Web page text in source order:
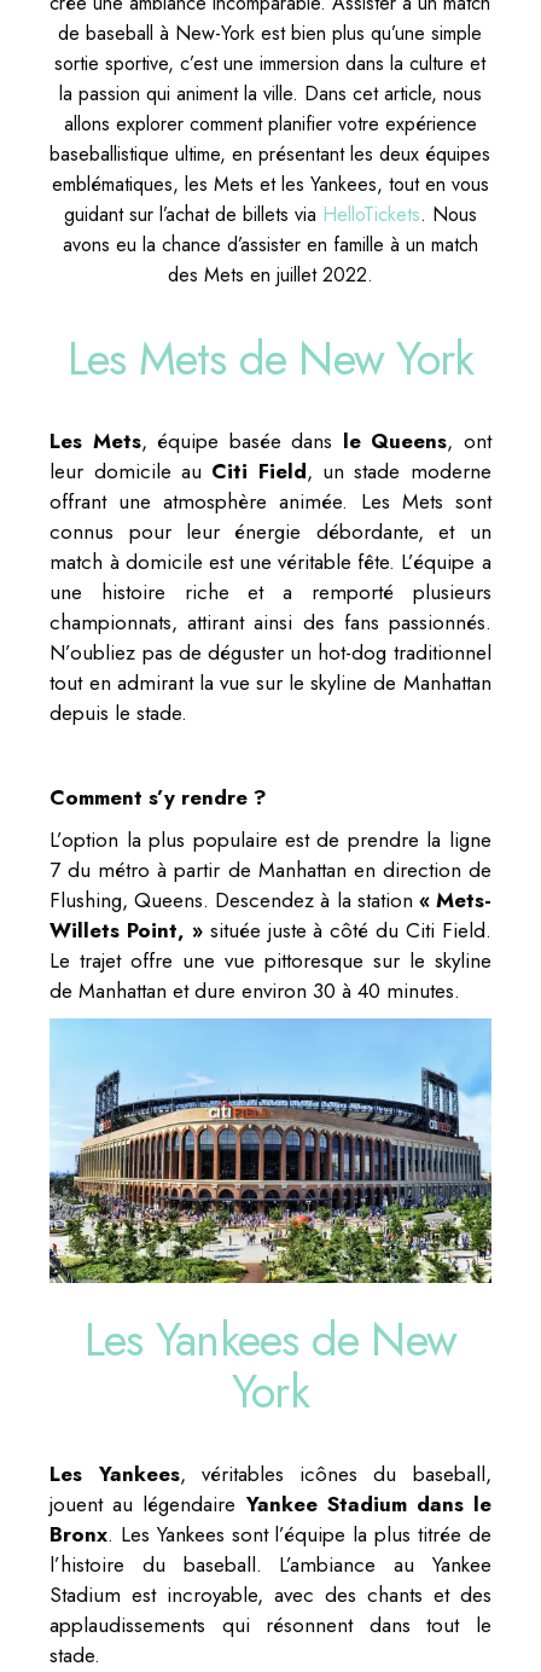
de baseball à New-York est bien plus qu’une simple
sortie sportive, c’est une immersion dans la culture et
la passion qui animent la ville. Dans cet article, nous
allons explorer comment planifier votre expérience
baseballistique ultime, en présentant les deux équipes
emblématiques, les Mets et les Yankees, tout en vous
guidant sur l’achat de billets via HelloTickets. Nous
avons eu la chance d’assister en famille à un match
des Mets en juillet 2022.
Les Mets de New York
Les Mets, équipe basée dans le Queens, ont
leur domicile au Citi Field, un stade moderne
offrant une atmosphère animée. Les Mets sont
connus pour leur énergie débordante, et un
match à domicile est une véritable fête. L’équipe a
une histoire riche et a remporté plusieurs
championnats, attirant ainsi des fans passionnés.
N’oubliez pas de déguster un hot-dog traditionnel
tout en admirant la vue sur le skyline de Manhattan
depuis le stade.
Comment s’y rendre ?
L’option la plus populaire est de prendre la ligne
7 du métro à partir de Manhattan en direction de
Flushing, Queens. Descendez à la station « Mets-
Willets Point, »située juste à côté du Citi Field.
Le trajet offre une vue pittoresque sur le skyline
de Manhattan et dure environ 30 à 40 minutes.
Les Yankees de New
York
Les Yankees, véritables icônes du baseball,
jouent au légendaire Yankee Stadium dans le
Bronx. Les Yankees sont l’équipe la plus titrée de
l’histoire du baseball. L’ambiance au Yankee
Stadium est incroyable, avec des chants et des
applaudissements qui résonnent dans tout le
stade.